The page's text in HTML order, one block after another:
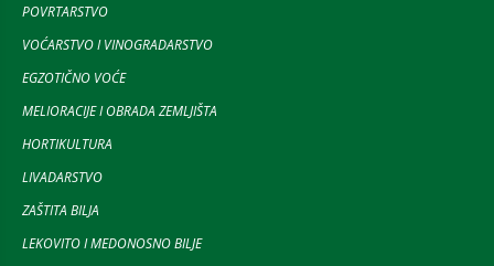
POVRTARSTVO
VOĆARSTVO I VINOGRADARSTVO
EGZOTIČNO VOĆE
MELIORACIJE I OBRADA ZEMLJIŠTA
HORTIKULTURA
LIVADARSTVO
ZAŠTITA BILJA
LEKOVITO I MEDONOSNO BILJE